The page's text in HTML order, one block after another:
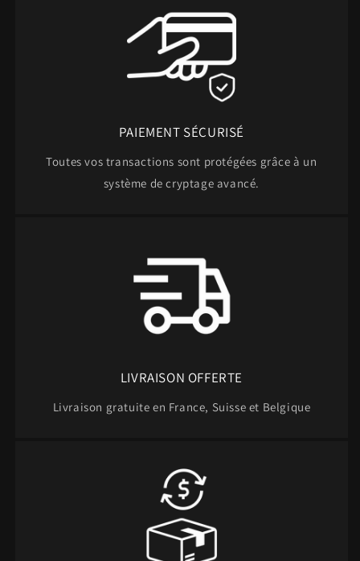
PAIEMENT SÉCURISÉ
Toutes vos transactions sont protégées grâce à un
système de cryptage avancé.
LIVRAISON OFFERTE
Livraison gratuite en France, Suisse et Belgique